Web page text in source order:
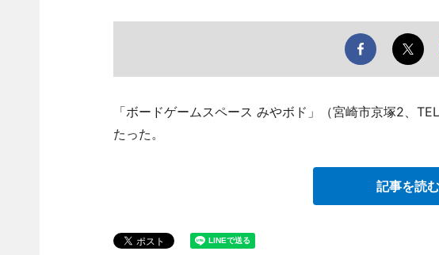
「ボードゲームスペース みやボド」（宮崎市京塚2、
たった。
記事を読む